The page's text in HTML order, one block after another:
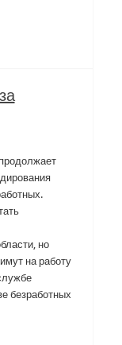
но
на работу
безработных